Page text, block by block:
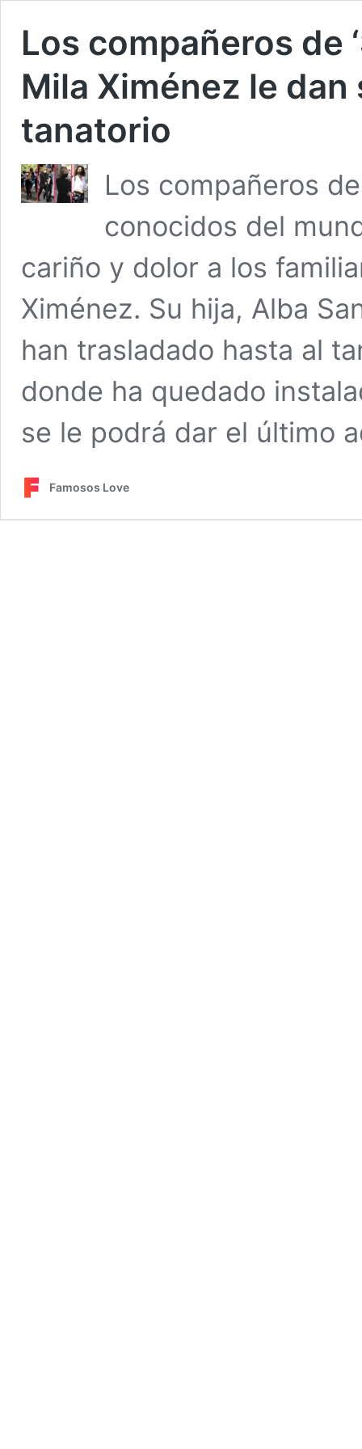
Los compañeros de
Mila Ximénez le
tanatorio
Los compañeros
conocidos del
cariño y dolor a los
Ximénez. Su hija, Alba
han trasladado hasta al
donde ha quedado
se le podrá dar el último
Famosos Love